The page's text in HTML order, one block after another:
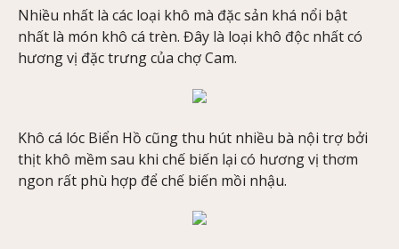
Nhiều nhất là các loại khô mà đặc sản khá nổi bật
nhất là món khô cá trèn. Đây là loại khô độc nhất có
hương vị đặc trưng của chợ Cam.
Khô cá lóc Biển Hồ cũng thu hút nhiều bà nội trợ bởi
thịt khô mềm sau khi chế biến lại có hương vị thơm
ngon rất phù hợp để chế biến mồi nhậu.